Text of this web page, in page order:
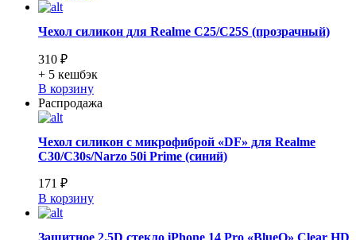
Чехол силикон для Realme C25/C25S (прозрачный)
310 ₽
+ 5 кешбэк
В корзину
Распродажа
Чехол силикон с микрофиброй «DF» для Realme
C30/C30s/Narzo 50i Prime (синий)
171 ₽
В корзину